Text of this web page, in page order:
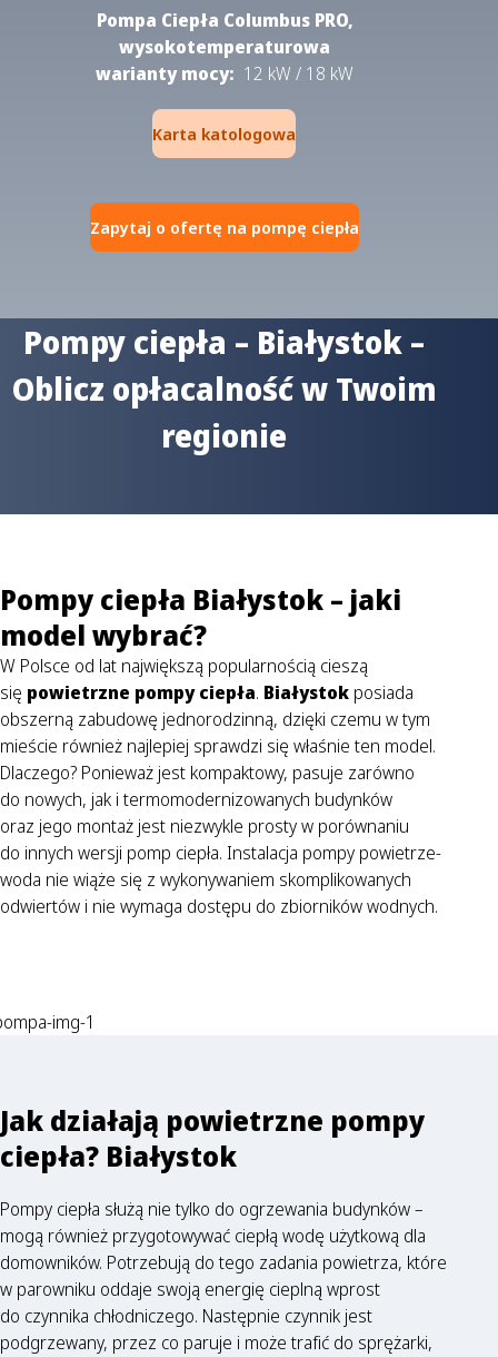
Pompa Ciepła Columbus PRO,
wysokotemperaturowa
warianty mocy: 12 kW / 18 kW
Karta katologowa
Zapytaj o ofertę na pompę ciepła
Pompy ciepła – Białystok –
Oblicz opłacalność w Twoim
regionie
Pompy ciepła Białystok – jaki
model wybrać?
W Polsce od lat największą popularnością cieszą
się powietrzne pompy ciepła. Białystok posiada
obszerną zabudowę jednorodzinną, dzięki czemu w tym
mieście również najlepiej sprawdzi się właśnie ten model.
Dlaczego? Ponieważ jest kompaktowy, pasuje zarówno
do nowych, jak i termomodernizowanych budynków
oraz jego montaż jest niezwykle prosty w porównaniu
do innych wersji pomp ciepła. Instalacja pompy powietrze-
woda nie wiąże się z wykonywaniem skomplikowanych
odwiertów i nie wymaga dostępu do zbiorników wodnych.
Jak działają powietrzne pompy
ciepła? Białystok
Pompy ciepła służą nie tylko do ogrzewania budynków –
mogą również przygotowywać ciepłą wodę użytkową dla
domowników. Potrzebują do tego zadania powietrza, które
w parowniku oddaje swoją energię cieplną wprost
do czynnika chłodniczego. Następnie czynnik jest
podgrzewany, przez co paruje i może trafić do sprężarki,